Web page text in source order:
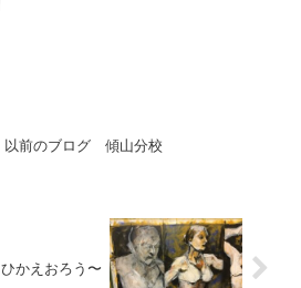
以前のブログ 傾山分校
ひかえおろう〜